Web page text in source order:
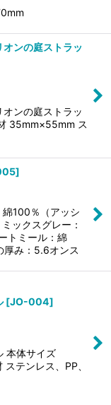
ンの庭ストラッ
ンの庭ストラッ
35mm×55mm ス
]
100％（アッシ
ックスグレー：
トミール：綿
厚み：5.6オンス
[JO-004]
本体サイズ
テンレス、PP、